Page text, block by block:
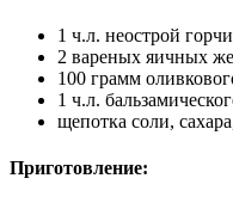
1 ч.л. неострой
2 вареных яичных
100 грамм
1 ч.л.
щепотка соли,
Приготовление: